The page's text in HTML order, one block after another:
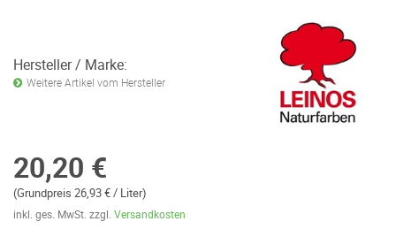
Hersteller / Marke:
Weitere Artikel vom Hersteller
20,20 €
(Grundpreis 26,93 € / Liter)
inkl. ges. MwSt. zzgl. Versandkosten